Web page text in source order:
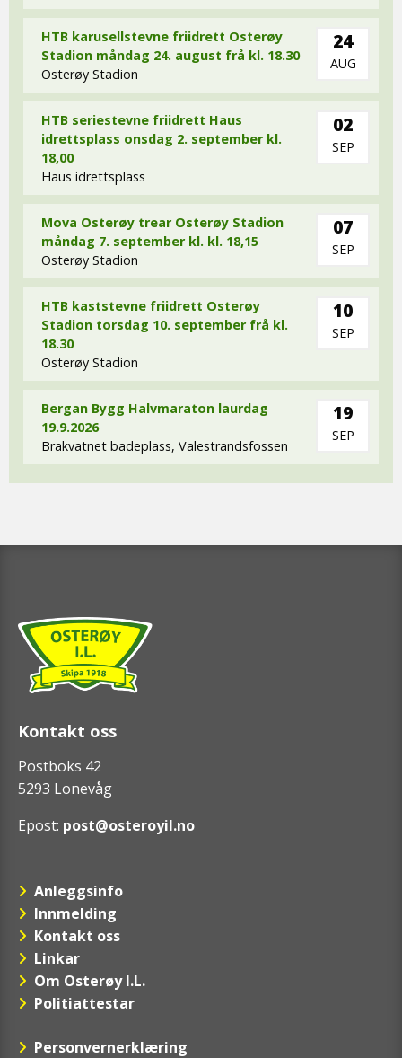
HTB karusellstevne friidrett Osterøy
Stadion måndag 24. august frå kl. 18.30
Osterøy Stadion
24
AUG
HTB seriestevne friidrett Haus
idrettsplass onsdag 2. september kl.
18,00
Haus idrettsplass
02
SEP
Mova Osterøy trear Osterøy Stadion
måndag 7. september kl. kl. 18,15
Osterøy Stadion
07
SEP
HTB kaststevne friidrett Osterøy
Stadion torsdag 10. september frå kl.
18.30
Osterøy Stadion
10
SEP
Bergan Bygg Halvmaraton laurdag
19.9.2026
Brakvatnet badeplass, Valestrandsfossen
19
SEP
Kontakt oss
Postboks 42
5293 Lonevåg
Epost: post@osteroyil.no
Anleggsinfo
Innmelding
Kontakt oss
Linkar
Om Osterøy I.L.
Politiattestar
Personvernerklæring